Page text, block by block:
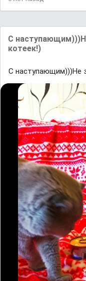
С
котеек!)
С наступающим)))Не